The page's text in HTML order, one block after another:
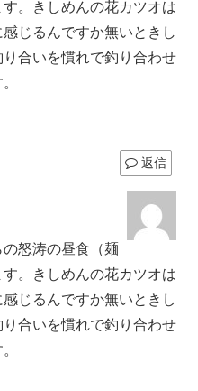
。きしめんの花カツオは
じるんですか無いときし
合いを慣れで釣り合わせ
返信
怒涛の昼食（麺
。きしめんの花カツオは
じるんですか無いときし
合いを慣れで釣り合わせ